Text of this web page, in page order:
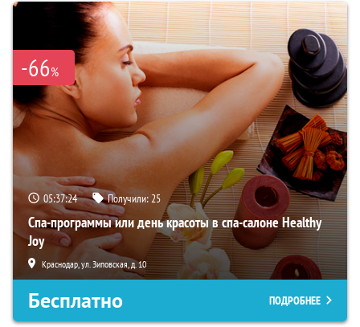
-66%
05:37:23 Получили:25
Спа-программы или день красоты в спа-салоне Healthy
Joy
Краснодар, ул. Зиповская, д. 10
Бесплатно ПОДРОБНЕЕ